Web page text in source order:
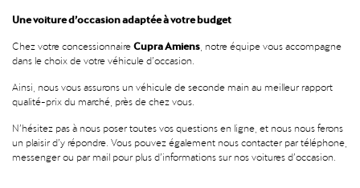
Une voiture d’occasion adaptée à votre budget
Chez votre concessionnaireCupra Amiens , notre équipe vous accompagne
dans le choix de votre véhicule d’occasion.
Ainsi, nous vous assurons un véhicule de seconde main au meilleur rapport
qualité-prix du marché, près de chez vous.
N’hésitez pas à nous poser toutes vos questions en ligne, et nous nous ferons
un plaisir d’y répondre. Vous pouvez également nous contacter par téléphone,
messenger ou par mail pour plus d’informations sur nos voitures d’occasion.